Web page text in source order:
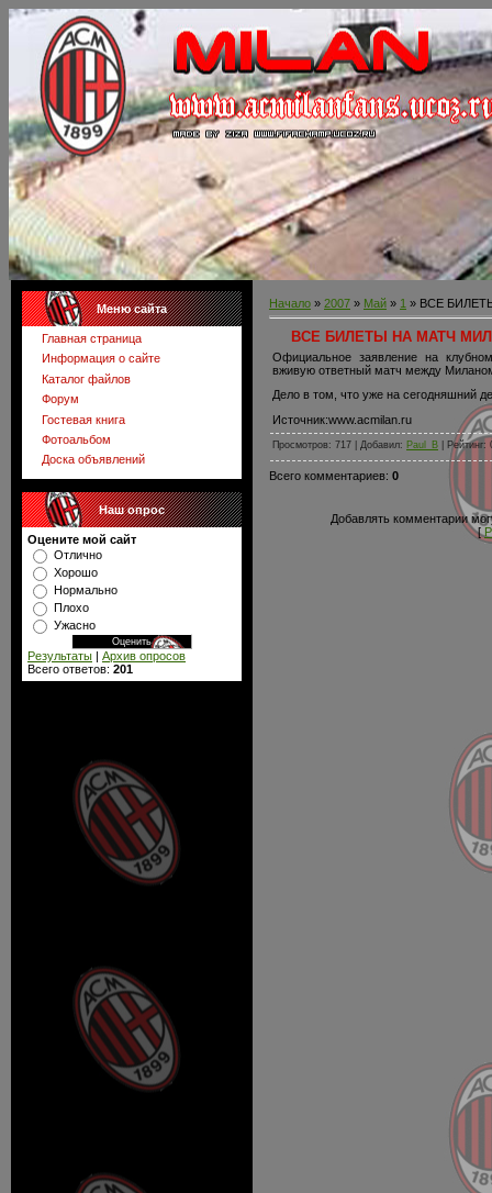
Меню сайта
Главная страница
Информация о сайте
Каталог файлов
Форум
Гостевая книга
Фотоальбом
Доска объявлений
Наш опрос
Оцените мой сайт
Отлично
Хорошо
Нормально
Плохо
Ужасно
Результаты | Архив опросов
Всего ответов: 201
Начало » 2007 » Май » 1 » ВСЕ
ВСЕ БИЛЕТЫ НА МАТЧ
Официальное заявление на
вживую ответный матч между
Дело в том, что уже на сегодняшний
Источник:www.acmilan.ru
Просмотров: 717 | Добавил: Paul_B |
Всего комментариев: 0
Добавлять комментарии
[